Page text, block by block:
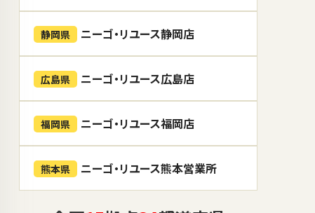
静岡県 ニーゴ・リユース静岡店
広島県 ニーゴ・リユース広島店
福岡県 ニーゴ・リユース福岡店
熊本県 ニーゴ・リユース熊本営業所